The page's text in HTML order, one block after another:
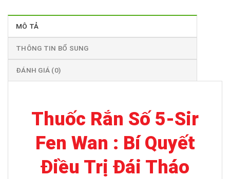
MÔ TẢ
THÔNG TIN BỔ SUNG
ĐÁNH GIÁ (0)
Thuốc Rắn Số 5-Sir
Fen Wan : Bí Quyết
Điều Trị Đái Tháo